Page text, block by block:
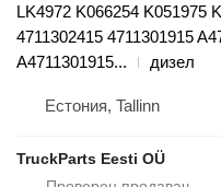
LK4972 K066254 K051975
4711302415 4711301915
A4711301915...
дизел
Естония, Tallinn
TruckParts Eesti OÜ